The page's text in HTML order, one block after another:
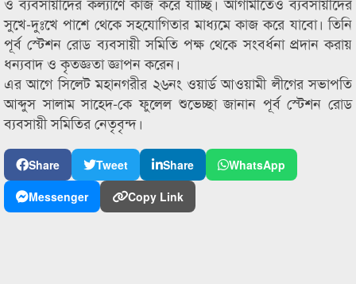
সুখে-দুঃখে পাশে থেকে সহযোগিতার মাধ্যমে কাজ করে যাবো। তিনি
পূর্ব স্টেশন রোড ব্যবসায়ী সমিতি পক্ষ থেকে সংবর্ধনা প্রদান করায়
ধন্যবাদ ও কৃতজ্ঞতা জ্ঞাপন করেন।
এর আগে সিলেট মহানগরীর ২৬নং ওয়ার্ড আওয়ামী লীগের সভাপতি
আব্দুস সালাম সাহেদ-কে ফুলেল শুভেচ্ছা জানান পূর্ব স্টেশন রোড
ব্যবসায়ী সমিতির নেতৃবৃন্দ।
Share Tweet Share
WhatsApp
Messenger
Copy Link